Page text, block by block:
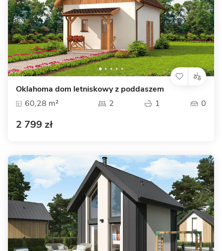
Oklahoma dom letniskowy z poddaszem
60,28 m²
2 1 0
2 799 zł